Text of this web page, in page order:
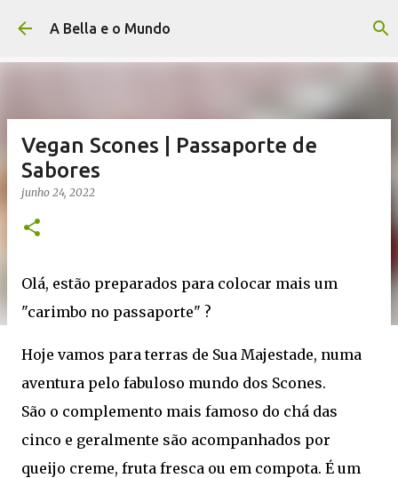
Avançar para o conteúdo principal
A Bella e o Mundo
Vegan Scones | Passaporte de
Sabores
junho 24, 2022
Olá, estão preparados para colocar mais um
"carimbo no passaporte" ?
Hoje vamos para terras de Sua Majestade, numa
aventura pelo fabuloso mundo dos Scones.
São o complemento mais famoso do chá das
cinco e geralmente são acompanhados por
queijo creme, fruta fresca ou em compota. É um